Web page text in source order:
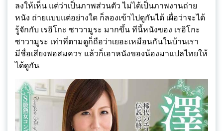
ลงให้เห็น แต่ว่าเป็นภาพส่วนตัว ไม่ได้เป็นภาพงานถ่าย
หนัง ถ่ายแบบแต่อย่างใด ก็ลองเข้าไปดูกันได้ เผื่อว่าจะได้
รู้จักกับ เรอิโกะ ซาวามูระ มากขึ้น ทีนี้หนังของ เรอิโกะ
ซาวามูระ เท่าที่ตามดูก็ถือว่าเยอะเหมือนกันในบ้านเรา
มีชื่อเสียงพอสมควร แล้วก็เอาหนังของน้องมาแปลไทยให้
ได้ดูกัน